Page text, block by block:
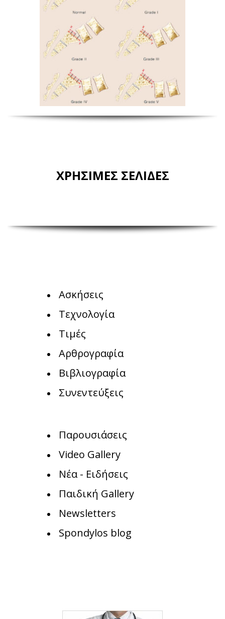
ΧΡΗΣΙΜΕΣ ΣΕΛΙΔΕΣ
Ασκήσεις
Τεχνολογία
Τιμές
Αρθρογραφία
Βιβλιογραφία
Συνεντεύξεις
Παρουσιάσεις
Video Gallery
Νέα - Ειδήσεις
Παιδική Gallery
Newsletters
Spondylos blog